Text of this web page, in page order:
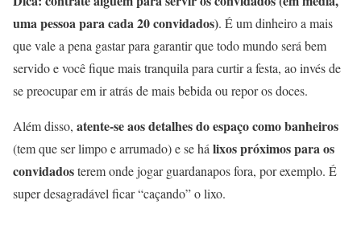
uma pessoa para cada 20 convidados). É um dinheiro a mais
que vale a pena gastar para garantir que todo mundo será bem
servido e você fique mais tranquila para curtir a festa, ao invés de
se preocupar em ir atrás de mais bebida ou repor os doces.
Além disso, atente-se aos detalhes do espaço como banheiros
(tem que ser limpo e arrumado) e se há lixos próximos para os
convidadosterem onde jogar guardanapos fora, por exemplo. É
super desagradável ficar “caçando” o lixo.